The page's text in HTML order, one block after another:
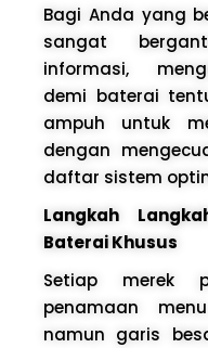
Bagi Anda yang
sangat
informasi,
demi baterai
ampuh untuk
dengan
daftar sistem
Langkah
Baterai Khusus
Setiap merek
penamaan
namun garis